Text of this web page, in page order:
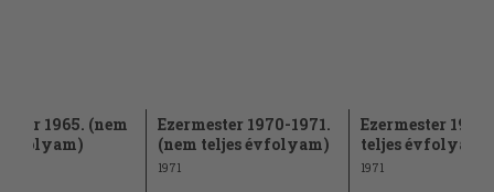
1965. (nem
Ezermester 1970-1971.
(nem teljes évfolyam)
1971
Ezermester
teljes évfolyam)
1971